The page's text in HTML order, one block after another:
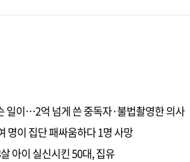
일이…2억 넘게 쓴 중독자·불법촬영한 의사
명이 집단 패싸움하다 1명 사망
아이 실신시킨 50대, 집유